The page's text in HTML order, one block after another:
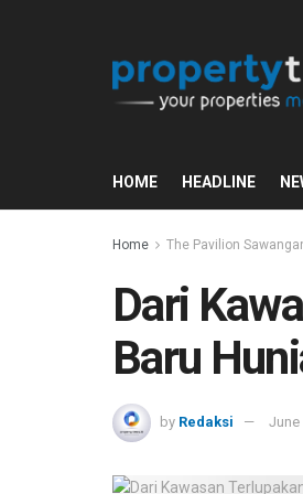
HOME HEADLINE
Home The Pavilion
Dari
Baru
by Redaksi June